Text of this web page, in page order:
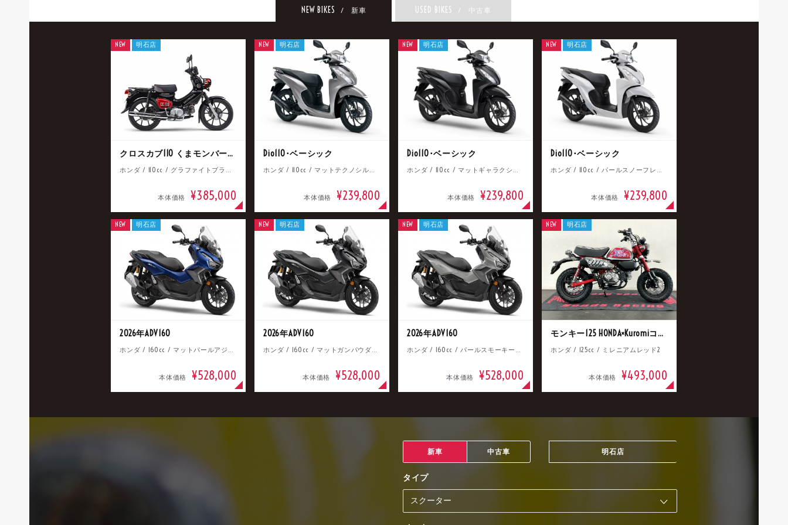
NEW BIKES / 新車 USED BIKES / 中古車
クロスカブ110 くまモンバージョン
ホンダ / 110cc / グラファイトブラック
本体価格 ¥385,000
NEW 明石店
Dio110･ベーシック
ホンダ / 110cc / マットテクノシルバーメタリック
本体価格 ¥239,800
NEW 明石店
Dio110･ベーシック
ホンダ / 110cc / マットギャラクシーブラックメタリック
本体価格 ¥239,800
NEW 明石店
Dio110･ベーシック
ホンダ / 110cc / パールスノーフレークホワイト
本体価格 ¥239,800
NEW 明石店
2026年ADV160
ホンダ / 160cc / マットパールアジャイルブルー
本体価格 ¥528,000
NEW 明石店
2026年ADV160
ホンダ / 160cc / マットガンパウダーブラックメタリック
本体価格 ¥528,000
NEW 明石店
2026年ADV160
ホンダ / 160cc / パールスモーキーグレー
本体価格 ¥528,000
NEW 明石店
モンキー125 HONDA×Kuromiコラボ
ホンダ / 125cc / ミレニアムレッド2
本体価格 ¥493,000
NEW 明石店
新車 中古車 明石店
タイプ